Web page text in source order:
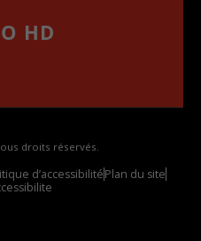
HD
droits réservés.
d’accessibilitéPlan du site